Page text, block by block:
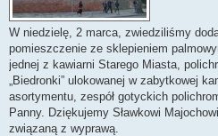
W niedzielę, 2 marca, zwiedziliśmy
pomieszczenie ze sklepieniem
jednej z kawiarni Starego Miasta,
„Biedronki” ulokowanej w zabytkowej
asortymentu, zespół gotyckich
Panny. Dziękujemy Sławkowi
związaną z wyprawą.